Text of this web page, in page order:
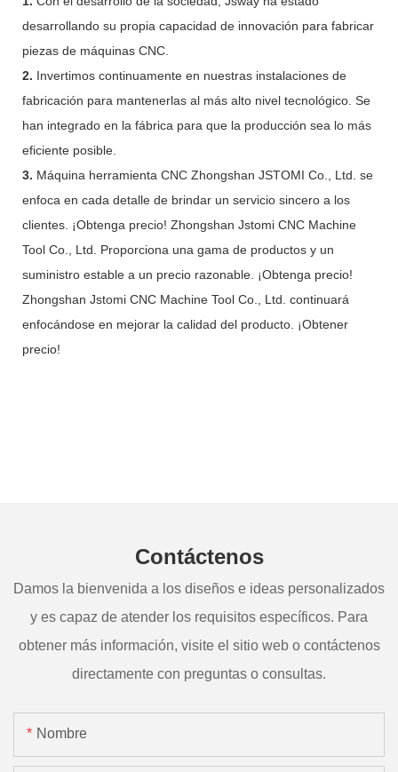
desarrollando su propia capacidad de innovación para fabricar
piezas de máquinas CNC.
2. Invertimos continuamente en nuestras instalaciones de
fabricación para mantenerlas al más alto nivel tecnológico. Se
han integrado en la fábrica para que la producción sea lo más
eficiente posible.
3. Máquina herramienta CNC Zhongshan JSTOMI Co., Ltd. se
enfoca en cada detalle de brindar un servicio sincero a los
clientes. ¡Obtenga precio! Zhongshan Jstomi CNC Machine
Tool Co., Ltd. Proporciona una gama de productos y un
suministro estable a un precio razonable. ¡Obtenga precio!
Zhongshan Jstomi CNC Machine Tool Co., Ltd. continuará
enfocándose en mejorar la calidad del producto. ¡Obtener
precio!
Contáctenos
Damos la bienvenida a los diseños e ideas personalizados
y es capaz de atender los requisitos específicos. Para
obtener más información, visite el sitio web o contáctenos
directamente con preguntas o consultas.
Nombre